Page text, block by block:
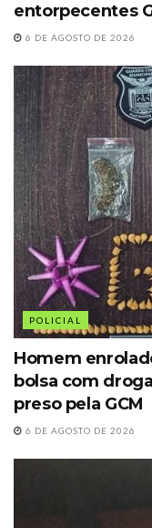
entorpecentes
6 DE AGOSTO DE 2026
POLICIAL
Homem
bolsa com
preso pela GCM
6 DE AGOSTO DE 2026